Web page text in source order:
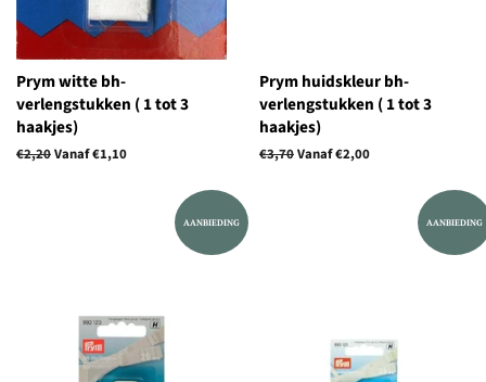
Prym witte bh-
verlengstukken ( 1 tot 3
haakjes)
Normale
€2,20Vanaf €1,10
Prym huidskleur bh-
verlengstukken ( 1 tot 3
haakjes)
Normale
€3,70Vanaf €2,00
AANBIEDING AANBIEDING